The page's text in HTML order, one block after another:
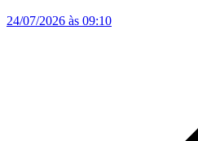
24/07/2026 às 09:10